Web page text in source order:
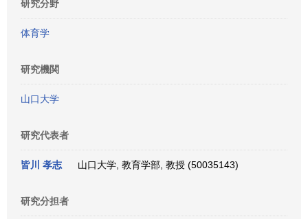
研究分野
体育学
研究機関
山口大学
研究代表者
皆川 孝志 山口大学, 教育学部, 教授 (50035143)
研究分担者